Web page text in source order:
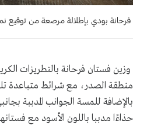
فرحانة بودي بإطلالة مرصعة من توقيع
وزين فستان فرحانة بالتطريزات
منطقة الصدر، مع شرائط متباعدة
بالإضافة للمسة الجوانب المدببة
حذاءًا مدببا باللون الأسود مع